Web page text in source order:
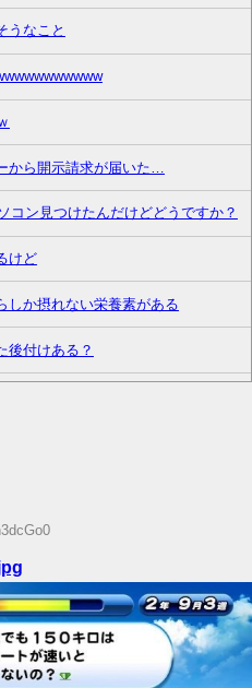
うなこと
から開示請求が届いた…
コン見つけたんだけどどうですか？
けど
しか摂れない栄養素がある
後付けある？
にアレと一致ｗｗｗ